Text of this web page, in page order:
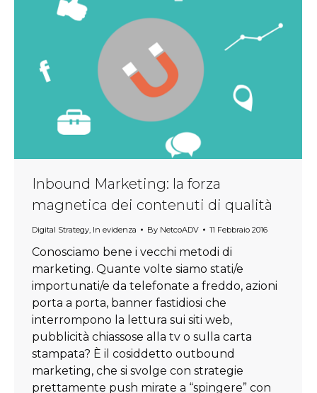
Inbound Marketing: la forza
magnetica dei contenuti di qualità
Digital Strategy, In evidenza By NetcoADV 11 Febbraio 2016
Conosciamo bene i vecchi metodi di
marketing. Quante volte siamo stati/e
importunati/e da telefonate a freddo, azioni
porta a porta, banner fastidiosi che
interrompono la lettura sui siti web,
pubblicità chiassose alla tv o sulla carta
stampata? È il cosiddetto outbound
marketing, che si svolge con strategie
prettamente push mirate a “spingere” con